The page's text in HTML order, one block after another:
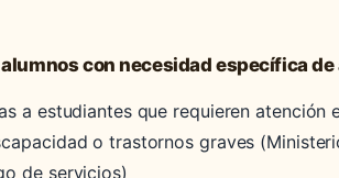
alumnos con necesidad específica
a estudiantes que requieren atención
o trastornos graves
de servicios)